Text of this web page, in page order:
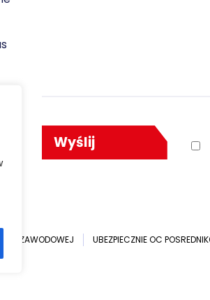
ZAWODOWEJ UBEZPIECZNIE OC